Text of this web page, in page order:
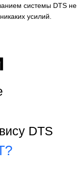
системы DTS не
усилий.
DTS